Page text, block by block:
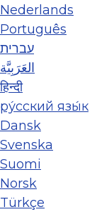
Nederlands
Português
עברית
العَرَبِيَّة
हिन्दी
ру́сский язы́к
Dansk
Svenska
Suomi
Norsk
Türkçe